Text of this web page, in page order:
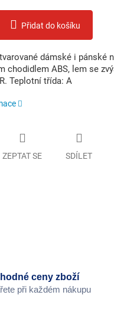
Přidat do košíku
dámské i pánské
chodidlem ABS, lem se
Teplotní třída: A
ZEPTAT SE SDÍLET
ceny zboží
při každém nákupu